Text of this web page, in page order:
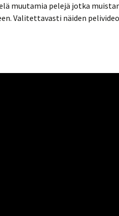
muutamia pelejä jotka
Valitettavasti näiden